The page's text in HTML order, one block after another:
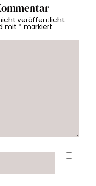
veröffentlicht.
mit * markiert